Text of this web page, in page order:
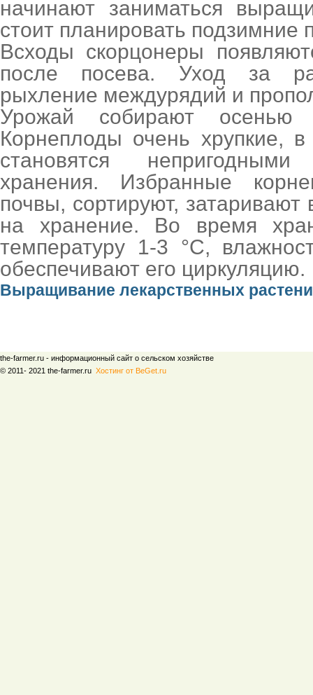
начинают заниматься
стоит планировать подзимние
Всходы скорцонеры
после посева. Уход за
рыхление междурядий и
Урожай собирают
Корнеплоды очень хрупкие,
становятся
хранения. Избранные
почвы, сортируют,
на хранение. Во время
температуру 1-3 °С,
обеспечивают его циркуляцию.
Выращивание лекарственных
the-farmer.ru - информационный сайт о сельском хозяйстве
© 2011- 2021 the-farmer.ru Хостинг от BeGet.ru